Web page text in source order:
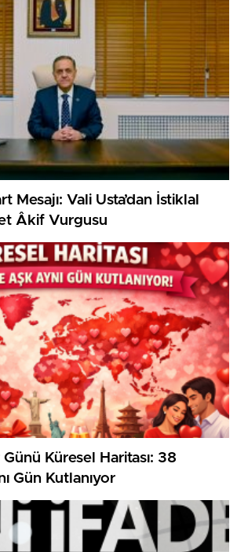
Mesajı: Vali Usta’dan İstiklal
Âkif Vurgusu
Küresel Haritası: 38
Gün Kutlanıyor